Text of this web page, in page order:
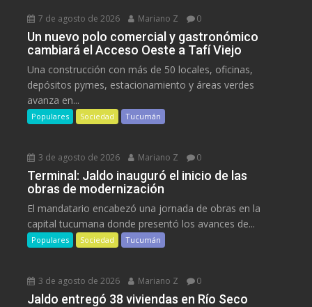
7 de agosto de 2026 Mariano Z 0
Un nuevo polo comercial y gastronómico
cambiará el Acceso Oeste a Tafí Viejo
Una construcción con más de 50 locales, oficinas,
depósitos pymes, estacionamiento y áreas verdes
avanza en...
Populares Sociedad Tucumán
3 de agosto de 2026 Mariano Z 0
Terminal: Jaldo inauguró el inicio de las
obras de modernización
El mandatario encabezó una jornada de obras en la
capital tucumana donde presentó los avances de...
Populares Sociedad Tucumán
3 de agosto de 2026 Mariano Z 0
Jaldo entregó 38 viviendas en Río Seco